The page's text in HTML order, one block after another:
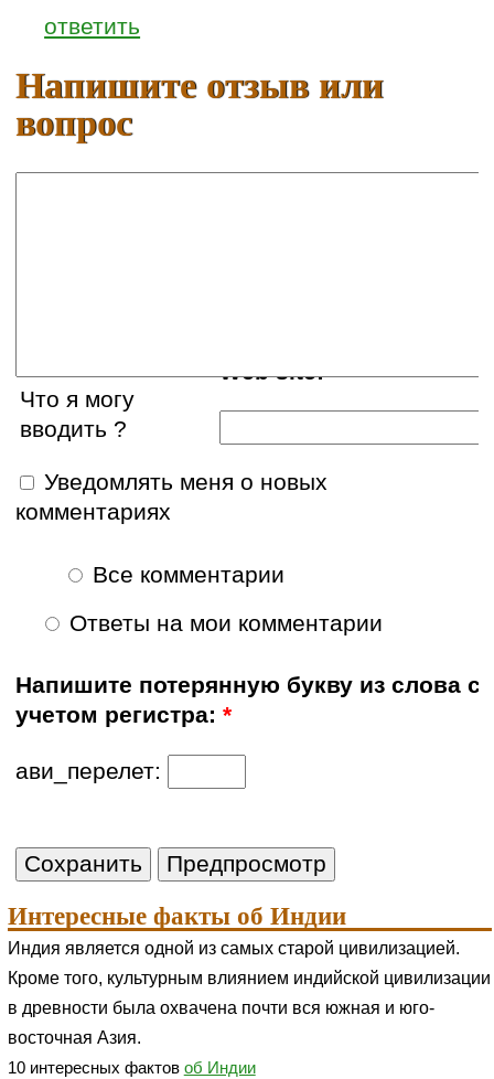
ответить
Напишите отзыв или
вопрос
Web site:
Что я могу
вводить ?
Уведомлять меня о новых
комментариях
Все комментарии
Ответы на мои комментарии
Напишите потерянную букву из слова с
учетом регистра:*
ави_перелет:
Интересные факты об Индии
Индия является одной из самых старой цивилизацией.
Кроме того, культурным влиянием индийской цивилизации
в древности была охвачена почти вся южная и юго-
восточная Азия.
10 интересных фактов об Индии